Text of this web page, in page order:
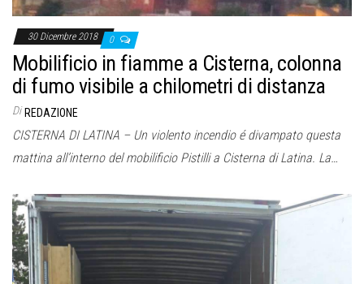
30 Dicembre 2018 0
Mobilificio in fiamme a Cisterna, colonna
di fumo visibile a chilometri di distanza
Di REDAZIONE
CISTERNA DI LATINA – Un violento incendio é divampato questa
mattina all’interno del mobilificio Pistilli a Cisterna di Latina. La…